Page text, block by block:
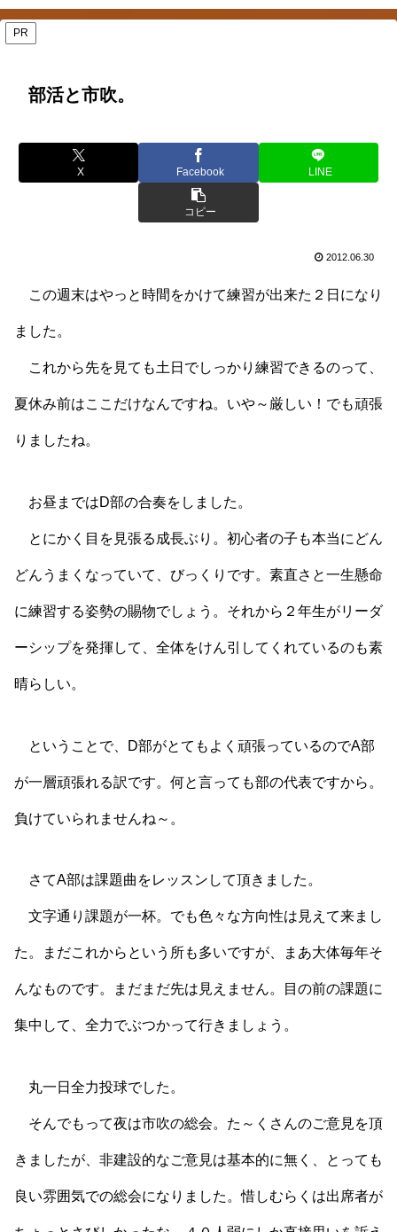
PR
部活と市吹。
X Facebook LINE
コピー
2012.06.30
この週末はやっと時間をかけて練習が出来た２日になり
ました。
これから先を見ても土日でしっかり練習できるのって、
夏休み前はここだけなんですね。いや～厳しい！でも頑張
りましたね。
お昼まではD部の合奏をしました。
とにかく目を見張る成長ぶり。初心者の子も本当にどん
どんうまくなっていて、びっくりです。素直さと一生懸命
に練習する姿勢の賜物でしょう。それから２年生がリーダ
ーシップを発揮して、全体をけん引してくれているのも素
晴らしい。
ということで、D部がとてもよく頑張っているのでA部
が一層頑張れる訳です。何と言っても部の代表ですから。
負けていられませんね～。
さてA部は課題曲をレッスンして頂きました。
文字通り課題が一杯。でも色々な方向性は見えて来まし
た。まだこれからという所も多いですが、まあ大体毎年そ
んなものです。まだまだ先は見えません。目の前の課題に
集中して、全力でぶつかって行きましょう。
丸一日全力投球でした。
そんでもって夜は市吹の総会。た～くさんのご意見を頂
きましたが、非建設的なご意見は基本的に無く、とっても
良い雰囲気での総会になりました。惜しむらくは出席者が